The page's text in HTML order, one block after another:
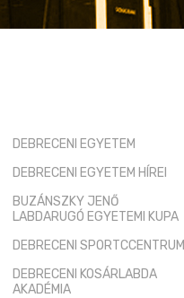
DEBRECENI EGYETEM
DEBRECENI EGYETEM HÍREI
BUZÁNSZKY JENŐ
LABDARUGÓ EGYETEMI KUPA
DEBRECENI SPORTCCENTRUM
DEBRECENI KOSÁRLABDA
AKADÉMIA